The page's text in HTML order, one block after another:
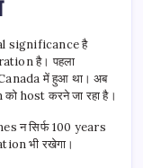
significance है
है। पहला
में हुआ था। अब
host करने जा रहा है।
न सिर्फ 100 years
भी रखेगा।